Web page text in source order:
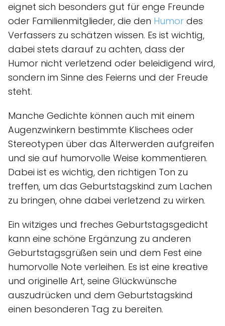
eignet sich besonders gut für enge Freunde
oder Familienmitglieder, die den Humor des
Verfassers zu schätzen wissen. Es ist wichtig,
dabei stets darauf zu achten, dass der
Humor nicht verletzend oder beleidigend wird,
sondern im Sinne des Feierns und der Freude
steht.
Manche Gedichte können auch mit einem
Augenzwinkern bestimmte Klischees oder
Stereotypen über das Älterwerden aufgreifen
und sie auf humorvolle Weise kommentieren.
Dabei ist es wichtig, den richtigen Ton zu
treffen, um das Geburtstagskind zum Lachen
zu bringen, ohne dabei verletzend zu wirken.
Ein witziges und freches Geburtstagsgedicht
kann eine schöne Ergänzung zu anderen
Geburtstagsgrüßen sein und dem Fest eine
humorvolle Note verleihen. Es ist eine kreative
und originelle Art, seine Glückwünsche
auszudrücken und dem Geburtstagskind
einen besonderen Tag zu bereiten.